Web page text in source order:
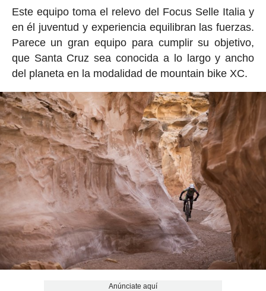
Este equipo toma el relevo del Focus Selle Italia y
en él juventud y experiencia equilibran las fuerzas.
Parece un gran equipo para cumplir su objetivo,
que Santa Cruz sea conocida a lo largo y ancho
del planeta en la modalidad de mountain bike XC.
Anúnciate aquí